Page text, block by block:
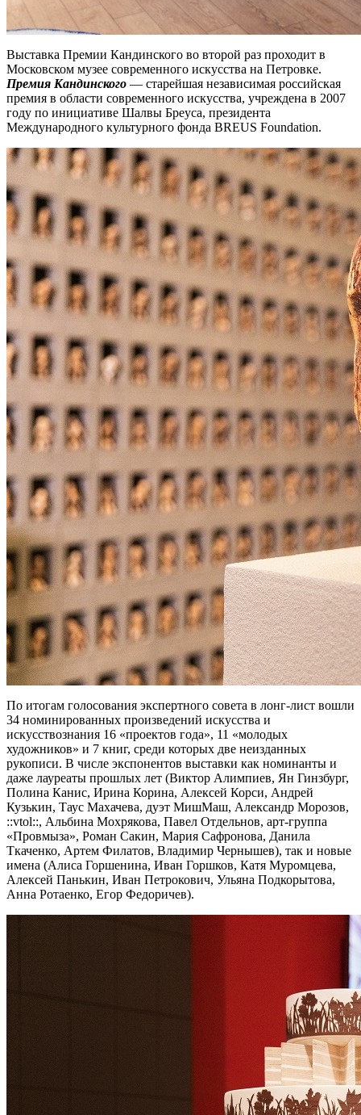
Выставка Премии Кандинского во второй раз проходит в
Московском музее современного искусства на Петровке.
Премия Кандинского — старейшая независимая российская
премия в области современного искусства, учреждена в 2007
году по инициативе Шалвы Бреуса, президента
Международного культурного фонда BREUS Foundation.
По итогам голосования экспертного совета в лонг-лист вошли
34 номинированных произведений искусства и
искусствознания 16 «проектов года», 11 «молодых
художников» и 7 книг, среди которых две неизданных
рукописи. В числе экспонентов выставки как номинанты и
даже лауреаты прошлых лет (Виктор Алимпиев, Ян Гинзбург,
Полина Канис, Ирина Корина, Алексей Корси, Андрей
Кузькин, Таус Махачева, дуэт МишМаш, Александр Морозов,
::vtol::, Альбина Мохрякова, Павел Отдельнов, арт-группа
«Провмыза», Роман Сакин, Мария Сафронова, Данила
Ткаченко, Артем Филатов, Владимир Чернышев), так и новые
имена (Алиса Горшенина, Иван Горшков, Катя Муромцева,
Алексей Панькин, Иван Петрокович, Ульяна Подкорытова,
Анна Ротаенко, Егор Федоричев).